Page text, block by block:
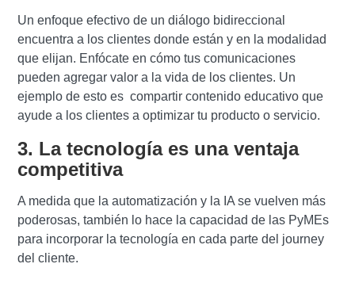
Un enfoque efectivo de un diálogo bidireccional
encuentra a los clientes donde están y en la modalidad
que elijan. Enfócate en cómo tus comunicaciones
pueden agregar valor a la vida de los clientes. Un
ejemplo de esto es compartir contenido educativo que
ayude a los clientes a optimizar tu producto o servicio.
3. La tecnología es una ventaja
competitiva
A medida que la automatización y la IA se vuelven más
poderosas, también lo hace la capacidad de las PyMEs
para incorporar la tecnología en cada parte del journey
del cliente.